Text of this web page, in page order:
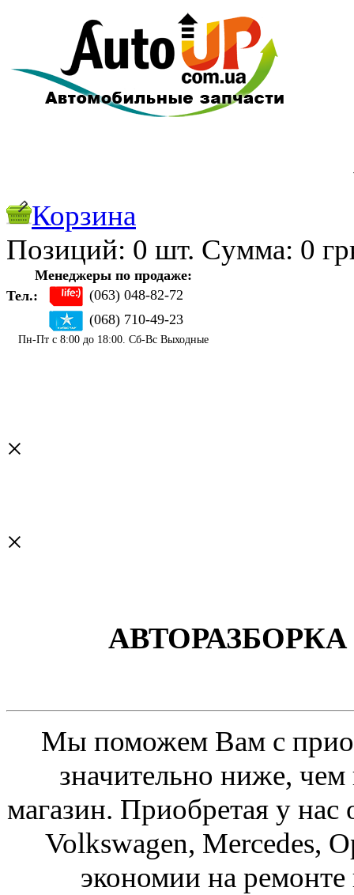
Корзина
Позиций: 0 шт. Cуммa: 0
Менеджеры по продаже:
Тел.:
(063) 048-82-72
(068) 710-49-23
Пн-Пт с 8:00 до 18:00. Сб-Вс Выходные
×
×
Мы поможем Вам с
значительно ниже,
магазин. Приобретая у нас
Volkswagen, Mercedes,
экономии на